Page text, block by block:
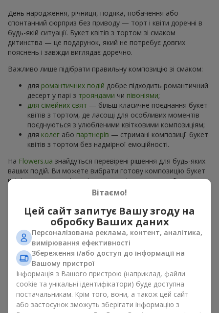
День народження, річниця, подяка, побачення або
спонтанний сюрприз без приводу — торт і квіти доречні в
будь-якій ситуації. Букет квітів з тортом зі смаком
дитинства — це подарунок, який не потребує довгих
пояснень і завжди виглядає доречно.
Важливо лише підібрати правильну композицію зі смаком:
для романтичних подій добре підходить романтичний
десерт у парі з трояндами чи півоніями;
для сімейних свят — більш класичне поєднання букет
квітів з тортом, де ласощі для особливих моментів
поєднуються з улюбленими квітковими композиціям;
для колег або партнерів — стримані композиції букет
квітів з тортом без надмірної емоційності.
На Flowers.ua знайдуться перевірені рішення для будь-яких
ваших подій. Ви можете вибрати готову композицію букет
квітів з тортом з відповідного розділу каталогу або
замовити окремо солодкий дарунок і вподобані квіти.
Торти з живими квітами —
краса та смак в одному
подарунку
Торти з живими квітами – це сучасне поєднання
флористики та гастрономічної естетики. Ексклюзивний
десерт в поєднанні звишуканим букетомвиглядає ефектно,
стильно й підкреслює особливість події, якдень
Вітаємо!
Цей сайт запитує Вашу згоду на
обробку Ваших даних
Персоналізована реклама, контент, аналітика,
вимірювання ефективності
Збереження і/або доступ до інформації на
Вашому пристрої
Інформація з Вашого пристрою (наприклад, файли
cookie та унікальні ідентифікатори) буде доступна
постачальникам. Крім того, вони, а також цей сайт
або застосунок зможуть зберігати інформацію з